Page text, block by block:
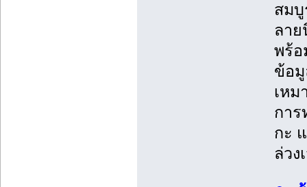
สม
ลาย
พร้อ
ข้อมู
เหม
การ
กะ
ล่วง